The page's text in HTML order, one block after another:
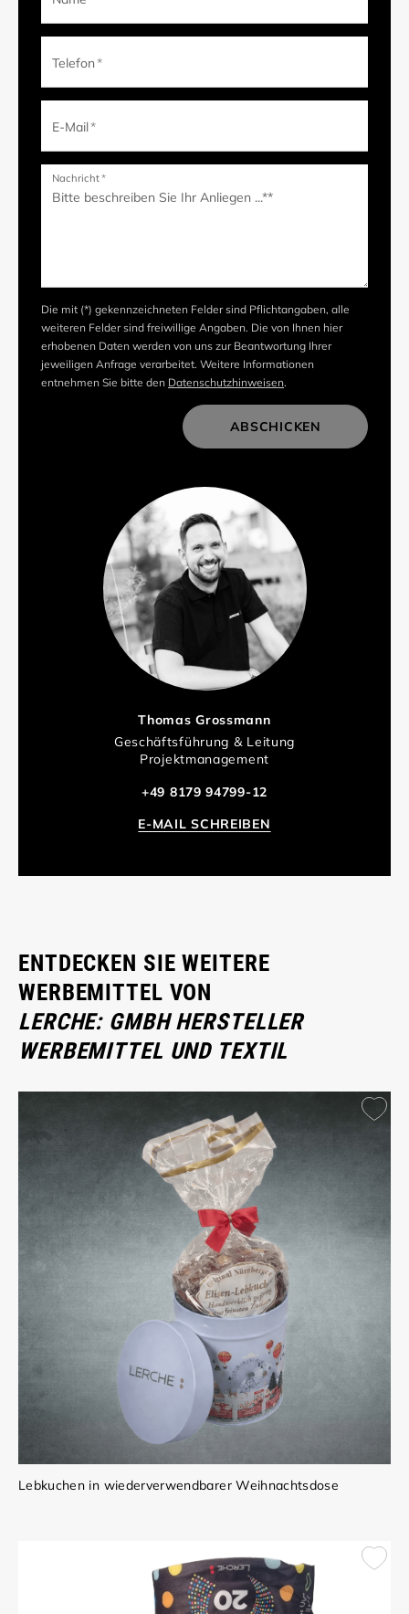
Thomas Grossmann
Geschäftsführung & Leitung
Projektmanagement
+49 8179 94799-12
E-MAIL SCHREIBEN
Telefon*
E-Mail*
Nachricht*
Die mit (*) gekennzeichneten Felder sind Pflichtangaben, alle
weiteren Felder sind freiwillige Angaben. Die von Ihnen hier
erhobenen Daten werden von uns zur Beantwortung Ihrer
jeweiligen Anfrage verarbeitet. Weitere Informationen
entnehmen Sie bitte den Datenschutzhinweisen.
ABSCHICKEN
ENTDECKEN SIE WEITERE
WERBEMITTEL VON
LERCHE: GMBH HERSTELLER
WERBEMITTEL UND TEXTIL
Lebkuchen in wiederverwendbarer Weihnachtsdose